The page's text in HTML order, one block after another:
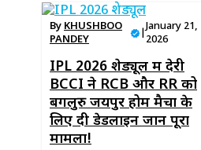
By KHUSHBOO
PANDEY
|January 21,
2026
IPL 2026 शेड्यूल में देरी
BCCI ने RCB और RR को
बेंगलुरु जयपुर होम मैचों के
लिए दी डेडलाइन जानें पूरा
मामला!